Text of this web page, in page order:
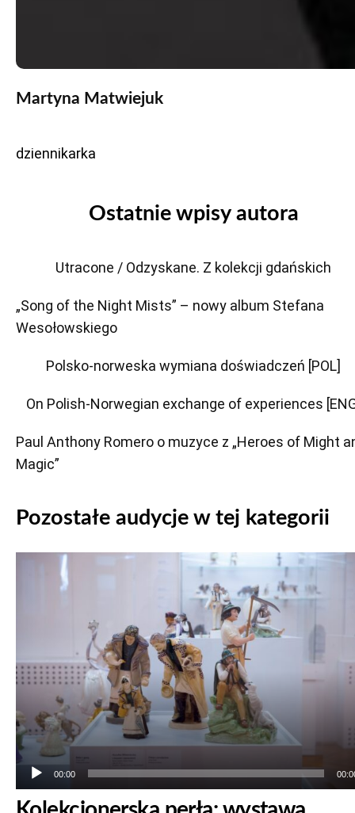
Martyna Matwiejuk
dziennikarka
Ostatnie wpisy autora
Utracone / Odzyskane. Z kolekcji gdańskich
„Song of the Night Mists” – nowy album Stefana
Wesołowskiego
Polsko-norweska wymiana doświadczeń [POL]
On Polish-Norwegian exchange of experiences
Paul Anthony Romero o muzyce z „Heroes of Might
Magic”
Pozostałe audycje w tej kategorii
Odtwarzacz
00:00